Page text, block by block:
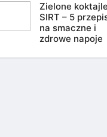
Zielone koktajle
SIRT – 5
na smaczne i
zdrowe napoje